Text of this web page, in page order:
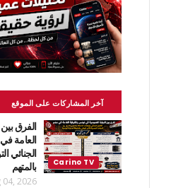
آخر المشاركات على الموقع
الفرق بين
العامة
الجنائي
بالمتهم
04, 2026